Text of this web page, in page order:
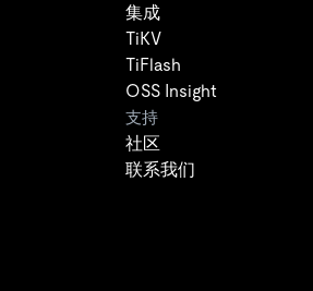
集成
TiKV
TiFlash
OSS Insight
支持
社区
联系我们